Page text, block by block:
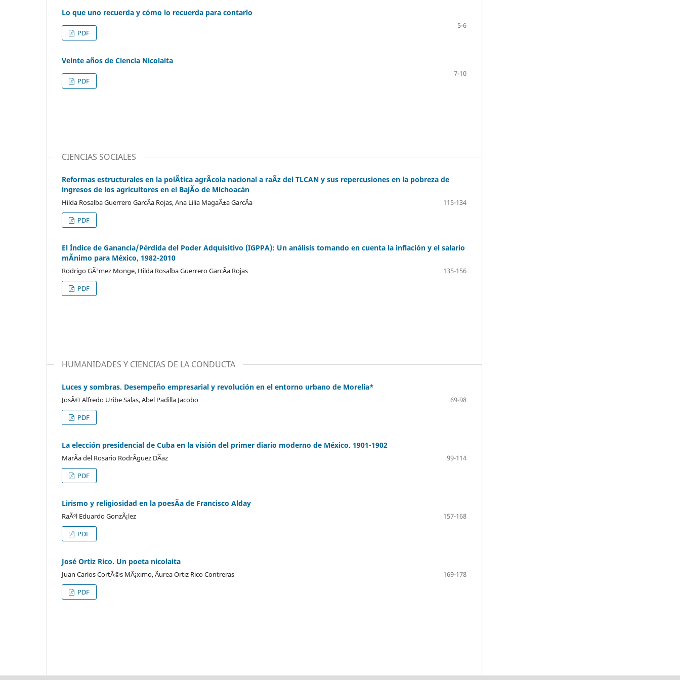
Lo que uno recuerda y cómo lo recuerda para contarlo
5-6
PDF
Veinte años de Ciencia Nicolaita
7-10
PDF
CIENCIAS SOCIALES
Reformas estructurales en la polÃ­tica agrÃ­cola nacional a raÃ­z del TLCAN y sus repercusiones en la pobreza de
ingresos de los agricultores en el BajÃ­o de Michoacán
Hilda Rosalba Guerrero GarcÃ­a Rojas, Ana Lilia MagaÃ±a GarcÃ­a
115-134
PDF
El Índice de Ganancia/Pérdida del Poder Adquisitivo (IGPPA): Un análisis tomando en cuenta la inflación y el salario
mÃ­nimo para México, 1982-2010
Rodrigo GÃ³mez Monge, Hilda Rosalba Guerrero GarcÃ­a Rojas
135-156
PDF
HUMANIDADES Y CIENCIAS DE LA CONDUCTA
Luces y sombras. Desempeño empresarial y revolución en el entorno urbano de Morelia*
JosÃ© Alfredo Uribe Salas, Abel Padilla Jacobo
69-98
PDF
La elección presidencial de Cuba en la visión del primer diario moderno de México. 1901-1902
MarÃ­a del Rosario RodrÃ­guez DÃ­az
99-114
PDF
Lirismo y religiosidad en la poesÃ­a de Francisco Alday
RaÃºl Eduardo GonzÃ¡lez
157-168
PDF
José Ortiz Rico. Un poeta nicolaita
Juan Carlos CortÃ©s MÃ¡ximo, Ãurea Ortiz Rico Contreras
169-178
PDF